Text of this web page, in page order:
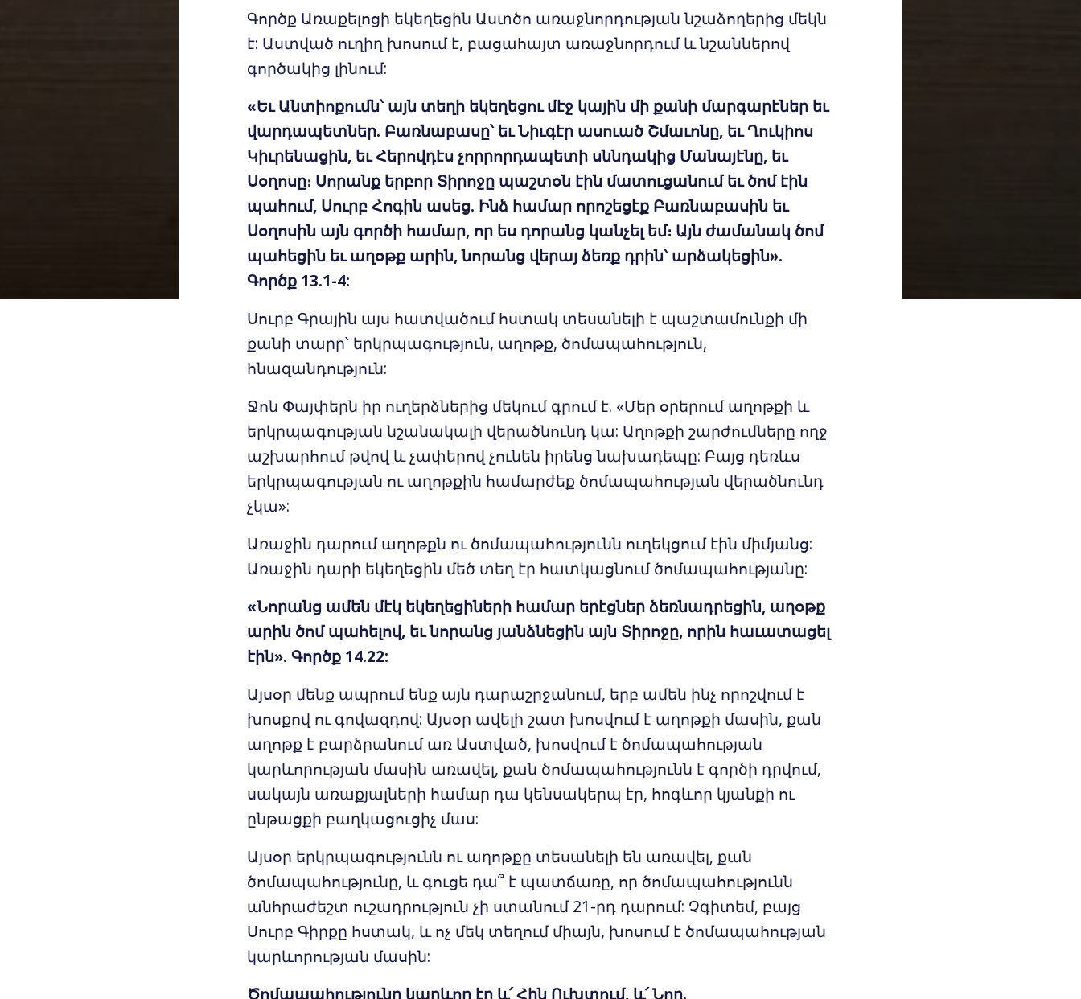
Գործք Առաքելոցի եկեղեցին Աստծո առաջնորդության նշաձողերից մեկն
է: Աստված ուղիղ խոսում է, բացահայտ առաջնորդում և նշաններով
գործակից լինում:
«Եւ Անտիոքումն՝ այն տեղի եկեղեցու մէջ կային մի քանի մարգարէներ եւ
վարդապետներ. Բառնաբասը՝ եւ Նիւգէր ասուած Շմաւոնը, եւ Ղուկիոս
Կիւրենացին, եւ Հերովդէս չորրորդապետի սննդակից Մանայէնը, եւ
Սօղոսը։ Սորանք երբոր Տիրոջը պաշտօն էին մատուցանում եւ ծոմ էին
պահում, Սուրբ Հոգին ասեց. Ինձ համար որոշեցէք Բառնաբասին եւ
Սօղոսին այն գործի համար, որ ես դորանց կանչել եմ։ Այն ժամանակ ծոմ
պահեցին եւ աղօթք արին, նորանց վերայ ձեռք դրին՝ արձակեցին».
Գործք 13.1-4:
Սուրբ Գրային այս հատվածում հստակ տեսանելի է պաշտամունքի մի
քանի տարր՝ երկրպագություն, աղոթք, ծոմապահություն,
հնազանդություն:
Ջոն Փայփերն իր ուղերձներից մեկում գրում է. «Մեր օրերում աղոթքի և
երկրպագության նշանակալի վերածնունդ կա: Աղոթքի շարժումները ողջ
աշխարհում թվով և չափերով չունեն իրենց նախադեպը: Բայց դեռևս
երկրպագության ու աղոթքին համարժեք ծոմապահության վերածնունդ
չկա»:
Առաջին դարում աղոթքն ու ծոմապահությունն ուղեկցում էին միմյանց:
Առաջին դարի եկեղեցին մեծ տեղ էր հատկացնում ծոմապահությանը:
«Նորանց ամեն մէկ եկեղեցիների համար երէցներ ձեռնադրեցին, աղօթք
արին ծոմ պահելով, եւ նորանց յանձնեցին այն Տիրոջը, որին հաւատացել
էին». Գործք 14.22:
Այսօր մենք ապրում ենք այն դարաշրջանում, երբ ամեն ինչ որոշվում է
խոսքով ու գովազդով: Այսօր ավելի շատ խոսվում է աղոթքի մասին, քան
աղոթք է բարձրանում առ Աստված, խոսվում է ծոմապահության
կարևորության մասին առավել, քան ծոմապահությունն է գործի դրվում,
սակայն առաքյալների համար դա կենսակերպ էր, հոգևոր կյանքի ու
ընթացքի բաղկացուցիչ մաս:
Այսօր երկրպագությունն ու աղոթքը տեսանելի են առավել, քան
ծոմապահությունը, և գուցե դա՞ է պատճառը, որ ծոմապահությունն
անհրաժեշտ ուշադրություն չի ստանում 21-րդ դարում: Չգիտեմ, բայց
Սուրբ Գիրքը հստակ, և ոչ մեկ տեղում միայն, խոսում է ծոմապահության
կարևորության մասին:
Ծոմապահությունը կարևոր էր և՛ Հին Ուխտում, և՛ Նոր.